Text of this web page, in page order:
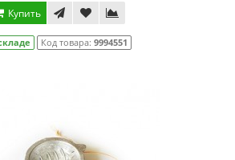
Купить
Код товара: 9994551